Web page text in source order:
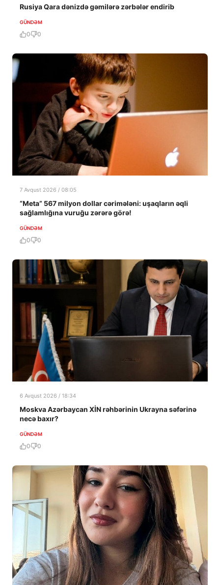
Rusiya Qara dənizdə gəmilərə zərbələr endirib
GÜNDƏM
0 0
7 Avqust 2026 / 08:05
“Meta” 567 milyon dollar cərimələni: uşaqların əqli
sağlamlığına vuruğu zərərə görə!
GÜNDƏM
0 0
6 Avqust 2026 / 18:34
Moskva Azərbaycan XİN rəhbərinin Ukrayna səfərinə
necə baxır?
GÜNDƏM
0 0